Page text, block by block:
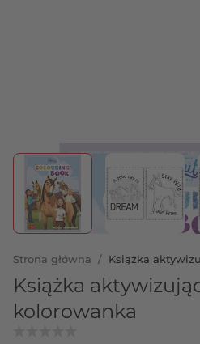
View larger image
View
Strona główna / Książka
Książka
kolorowanka